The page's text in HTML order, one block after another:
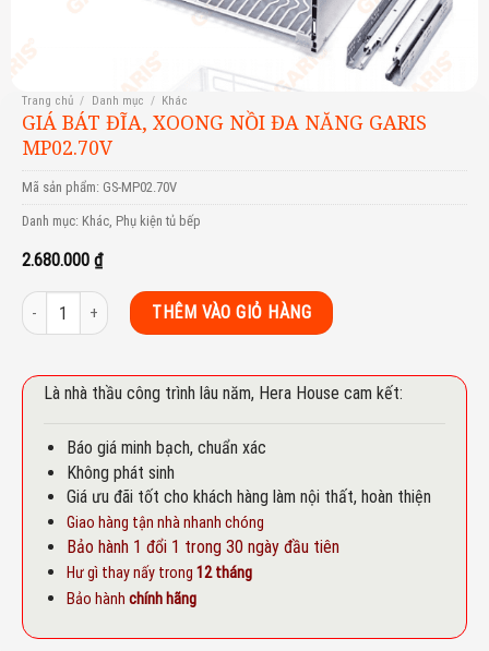
Trang chủ / Danh mục / Khác
GIÁ BÁT ĐĨA, XOONG NỒI ĐA NĂNG GARIS
MP02.70V
Mã sản phẩm: GS-MP02.70V
Danh mục: Khác Phụ kiện tủ bếp
2.680.000 ₫
GIÁ BÁT ĐĨA, XOONG NỒI ĐA NĂNG GARIS MP02.70V số lượng
THÊM VÀO GIỎ HÀNG
Là nhà thầu công trình lâu năm, Hera House cam kết:
Báo giá minh bạch, chuẩn xác
Không phát sinh
Giá ưu đãi tốt cho khách hàng làm nội thất, hoàn thiện
Giao hàng tận nhà nhanh chóng
Bảo hành 1 đổi 1 trong 30 ngày đầu tiên
Hư gì thay nấy trong 12 tháng
Bảo hành chính hãng